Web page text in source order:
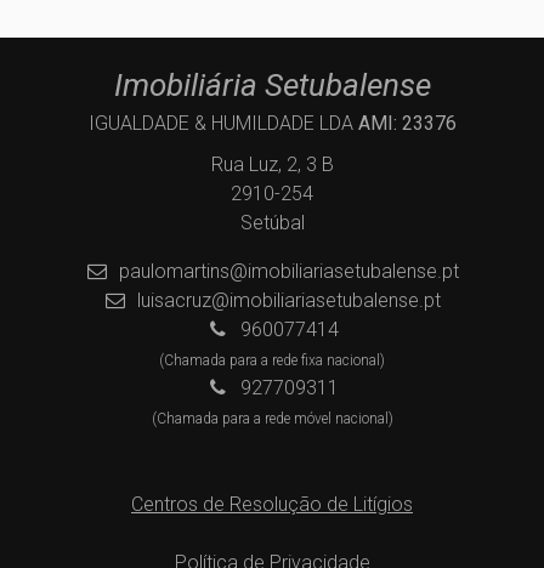
Imobiliária Setubalense
IGUALDADE & HUMILDADE LDA AMI: 23376
Rua Luz, 2, 3 B
2910-254
Setúbal
paulomartins@imobiliariasetubalense.pt
luisacruz@imobiliariasetubalense.pt
960077414
(Chamada para a rede fixa nacional)
927709311
(Chamada para a rede móvel nacional)
Centros de Resolução de Litígios
Política de Privacidade